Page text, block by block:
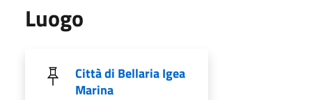
Luogo
Città di Bellaria Igea
Marina